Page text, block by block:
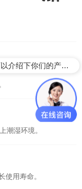
潮湿环境。
使用寿命。
可以介绍下你们的产品么？